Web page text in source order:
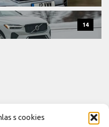
s cookies
14